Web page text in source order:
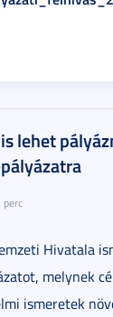
lehet
perc
Hivatala
melynek
ismeretek